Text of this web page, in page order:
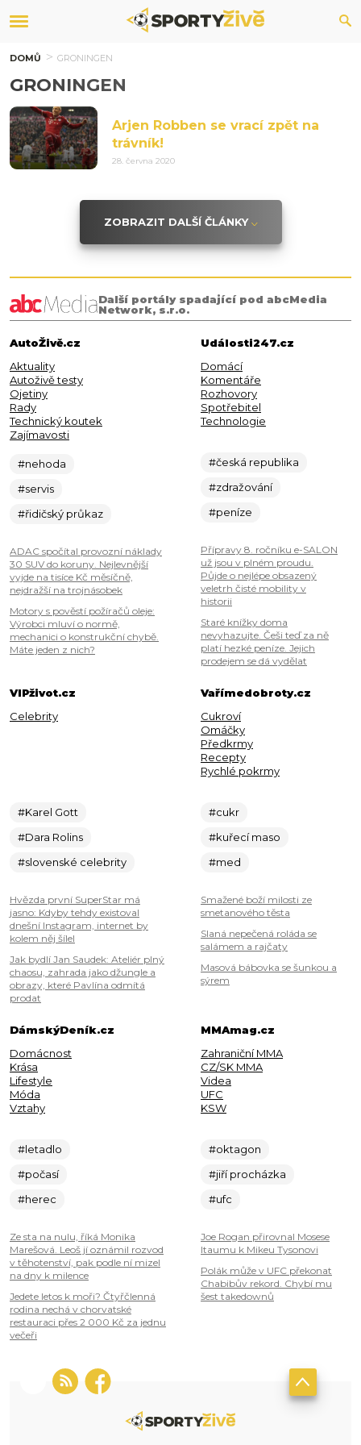
DOMŮ GRONINGEN
GRONINGEN
Arjen Robben se vrací zpět na
trávník!
28. června 2020
ZOBRAZIT DALŠÍ ČLÁNKY
Další portály spadající pod abcMedia
Network, s.r.o.
AutoŽivě.cz
Aktuality
Autoživě testy
Ojetiny
Rady
Technický koutek
Zajímavosti
#nehoda
#servis
#řidičský průkaz
ADAC spočítal provozní náklady
30 SUV do koruny. Nejlevnější
vyjde na tisíce Kč měsíčně,
nejdražší na trojnásobek
Motory s pověstí požíračů oleje:
Výrobci mluví o normě,
mechanici o konstrukční chybě.
Máte jeden z nich?
Události247.cz
Domácí
Komentáře
Rozhovory
Spotřebitel
Technologie
#česká republika
#zdražování
#peníze
Přípravy 8. ročníku e-SALON
už jsou v plném proudu.
Půjde o nejlépe obsazený
veletrh čisté mobility v
historii
Staré knížky doma
nevyhazujte. Češi teď za ně
platí hezké peníze. Jejich
prodejem se dá vydělat
VIPživot.cz
Celebrity
#Karel Gott
#Dara Rolins
#slovenské celebrity
Hvězda první SuperStar má
jasno: Kdyby tehdy existoval
dnešní Instagram, internet by
kolem něj šílel
Jak bydlí Jan Saudek: Ateliér plný
chaosu, zahrada jako džungle a
obrazy, které Pavlína odmítá
prodat
Vařímedobroty.cz
Cukroví
Omáčky
Předkrmy
Recepty
Rychlé pokrmy
#cukr
#kuřecí maso
#med
Smažené boží milosti ze
smetanového těsta
Slaná nepečená roláda se
salámem a rajčaty
Masová bábovka se šunkou a
sýrem
DámskýDeník.cz
Domácnost
Krása
Lifestyle
Móda
Vztahy
#letadlo
#počasí
#herec
Ze sta na nulu, říká Monika
Marešová. Leoš jí oznámil rozvod
v těhotenství, pak podle ní mizel
na dny k milence
Jedete letos k moři? Čtyřčlenná
rodina nechá v chorvatské
restauraci přes 2 000 Kč za jednu
večeři
MMAmag.cz
Zahraniční MMA
CZ/SK MMA
Videa
UFC
KSW
#oktagon
#jiří procházka
#ufc
Joe Rogan přirovnal Mosese
Itaumu k Mikeu Tysonovi
Polák může v UFC překonat
Chabibův rekord. Chybí mu
šest takedownů